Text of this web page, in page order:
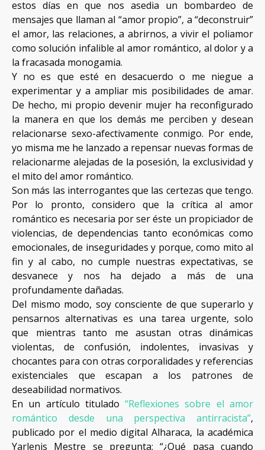
estos días en que nos asedia un bombardeo de
mensajes que llaman al “amor propio”, a “deconstruir”
el amor, las relaciones, a abrirnos, a vivir el poliamor
como solución infalible al amor romántico, al dolor y a
la fracasada monogamia.
Y no es que esté en desacuerdo o me niegue a
experimentar y a ampliar mis posibilidades de amar.
De hecho, mi propio devenir mujer ha reconfigurado
la manera en que los demás me perciben y desean
relacionarse sexo-afectivamente conmigo. Por ende,
yo misma me he lanzado a repensar nuevas formas de
relacionarme alejadas de la posesión, la exclusividad y
el mito del amor romántico.
Son más las interrogantes que las certezas que tengo.
Por lo pronto, considero que la crítica al amor
romántico es necesaria por ser éste un propiciador de
violencias, de dependencias tanto económicas como
emocionales, de inseguridades y porque, como mito al
fin y al cabo, no cumple nuestras expectativas, se
desvanece y nos ha dejado a más de una
profundamente dañadas.
Del mismo modo, soy consciente de que superarlo y
pensarnos alternativas es una tarea urgente, solo
que mientras tanto me asustan otras dinámicas
violentas, de confusión, indolentes, invasivas y
chocantes para con otras corporalidades y referencias
existenciales que escapan a los patrones de
deseabilidad normativos.
En un artículo titulado“Reflexiones sobre el amor
romántico desde una perspectiva antirracista”,
publicado por el medio digital Alharaca, la académica
Yarlenis Mestre se pregunta: “¿Qué pasa cuando